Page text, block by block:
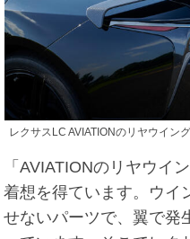
レクサスLC AVIATIONのリヤウイング
「AVIATIONのリヤウイ
着想を得ています。ウイ
せないパーツで、翼で発